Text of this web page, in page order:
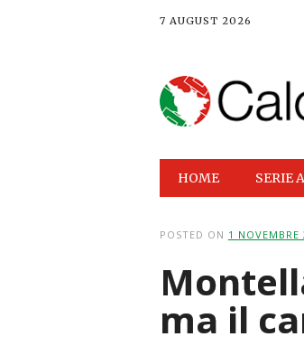
7 AUGUST 2026
Main
HOME SERIE A
POSTED ON 1 NOVEMBRE
ma il